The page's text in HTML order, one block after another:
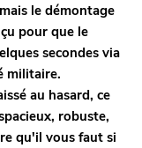
le démontage
pour que le
secondes via
militaire.
au hasard, ce
robuste,
qu'il vous faut si